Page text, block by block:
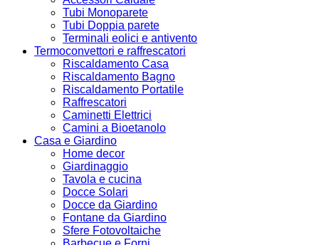
Tubi Monoparete
Tubi Doppia parete
Terminali eolici e antivento
Termoconvettori e raffrescatori
Riscaldamento Casa
Riscaldamento Bagno
Riscaldamento Portatile
Raffrescatori
Caminetti Elettrici
Camini a Bioetanolo
Casa e Giardino
Home decor
Giardinaggio
Tavola e cucina
Docce Solari
Docce da Giardino
Fontane da Giardino
Sfere Fotovoltaiche